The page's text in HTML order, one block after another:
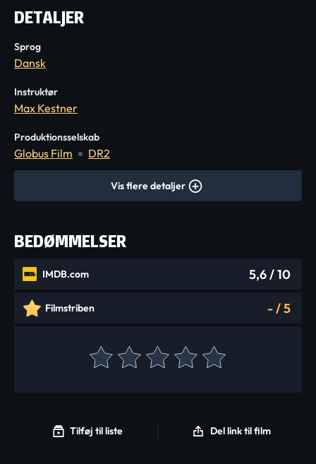
DETALJER
Sprog
Dansk
Instruktør
Max Kestner
Produktionsselskab
Globus Film DR2
Vis flere detaljer
BEDØMMELSER
IMDB.com 5,6/ 10
Filmstriben -/5
Tilføj til liste Del link til film